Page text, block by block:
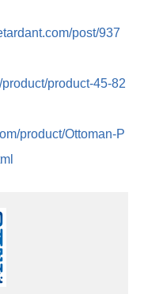
post/937
product-45-82
product/Ottoman-P